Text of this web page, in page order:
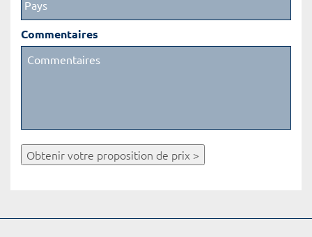
Commentaires
Obtenir votre proposition de prix >